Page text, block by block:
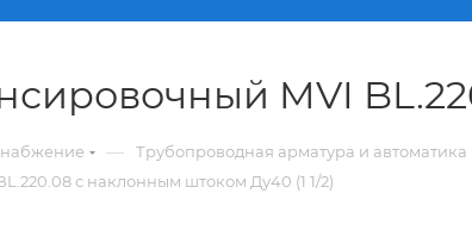
MVI
— Трубопроводная арматура и автоматика
с наклонным штоком Ду40 (1 1/2)